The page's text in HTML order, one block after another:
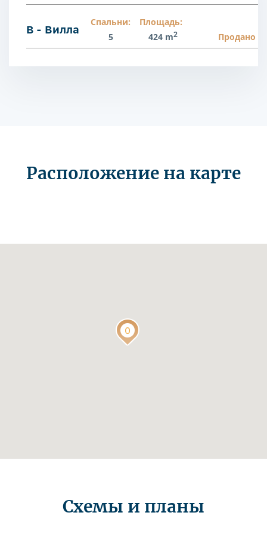
B - Вилла
Спальни:
5
Площадь:
424 m2 Продано
Расположение на карте
Схемы и планы